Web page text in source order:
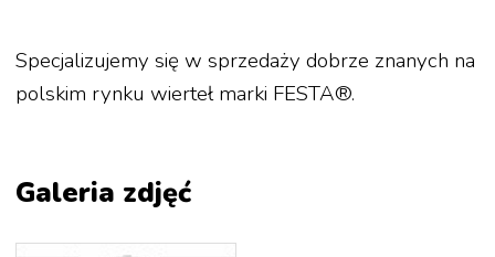
Specjalizujemy się w sprzedaży dobrze znanych na
polskim rynku wierteł marki FESTA®.
Galeria zdjęć